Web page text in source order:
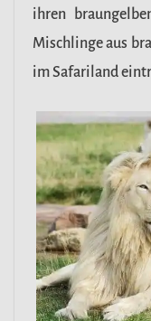
ihren
Mischlinge aus
im Safariland